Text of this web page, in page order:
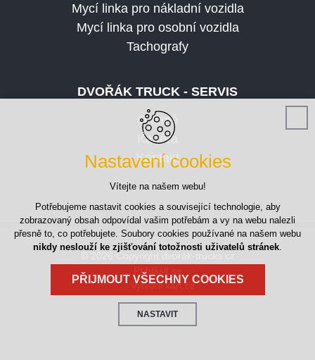
Mycí linka pro nákladní vozidla
Mycí linka pro osobní vozidla
Tachografy
DVOŘÁK TRUCK - SERVIS
O firmě
Kariéra
Kontakt
© 2026 Copyright dvorak-trucks.cz
Přihlásit se
Vytvořil xart.cz
Nastavení cookies
Vítejte na našem webu!
Potřebujeme nastavit cookies a související technologie, aby
zobrazovaný obsah odpovídal vašim potřebám a vy na webu nalezli
přesně to, co potřebujete. Soubory cookies používané na našem webu
nikdy neslouží ke zjišťování totožnosti uživatelů stránek.
PŘIJMOUT VŠECHNY COOKIES
NASTAVIT